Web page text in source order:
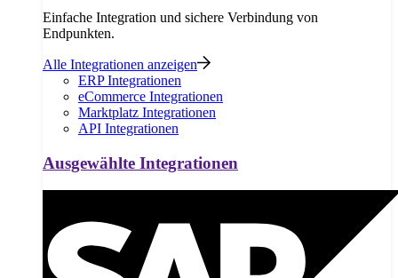
Einfache Integration und sichere Verbindung von
Endpunkten.
Alle Integrationen anzeigen
ERP Integrationen
eCommerce Integrationen
Marktplatz Integrationen
API Integrationen
Ausgewählte Integrationen